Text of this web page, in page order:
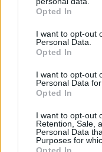
grant or deny
use your data for
consent section.
Opted In
I want to opt-out
Personal Data.
Opted In
I want to opt-out
Personal Data
Opted In
I want to opt-out
Retention, Sale,
Personal Data
Purposes for
Opted In